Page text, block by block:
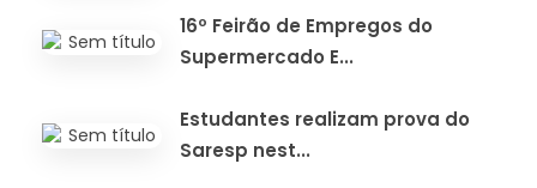
16º Feirão de Empregos do
Supermercado E...
Estudantes realizam prova do
Saresp nest...